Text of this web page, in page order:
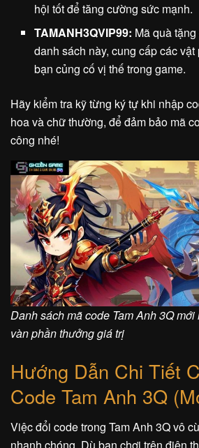
hội tốt để tăng cường sức mạnh.
TAMANH3QVIP99: Mã quà
danh sách này, cung cấp các
bạn củng cố vị thế trong game.
Hãy kiểm tra kỹ từng ký tự khi nhập
hoa và chữ thường, để đảm bảo mã
công nhé!
Danh sách mã code Tam Anh 3Q
vàn phần thưởng giá trị
Hướng Dẫn Chi Tiết
Code Tam Anh 3Q
Việc đổi code trong Tam Anh 3Q vô